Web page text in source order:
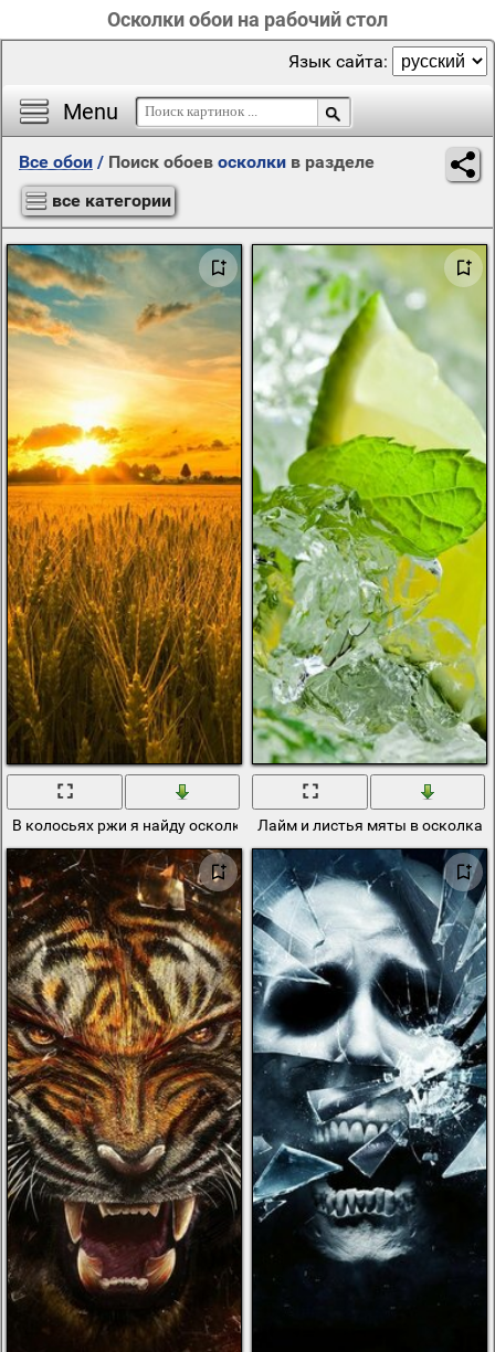
Осколки обои на рабочий стол
Menu
Язык сайта:
Все обои / Поиск обоев осколки в разделе
все категории
В колосьях ржи я найду осколки солнцаЛайм и листья мяты в осколках